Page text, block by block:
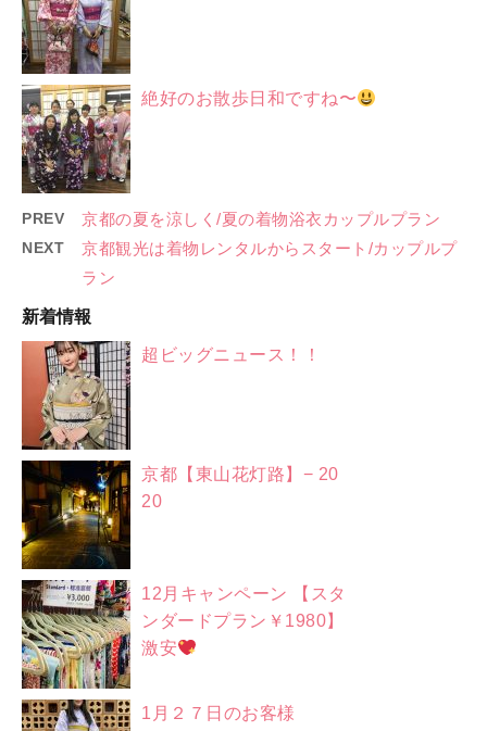
絶好のお散歩日和ですね〜
PREV 京都の夏を涼しく/夏の着物浴衣カップルプラン
NEXT
京都観光は着物レンタルからスタート/カップルプ
ラン
新着情報
超ビッグニュース！！
京都【東山花灯路】− 20
20
12月キャンペーン 【スタ
ンダードプラン￥1980】
激安
1月２７日のお客様